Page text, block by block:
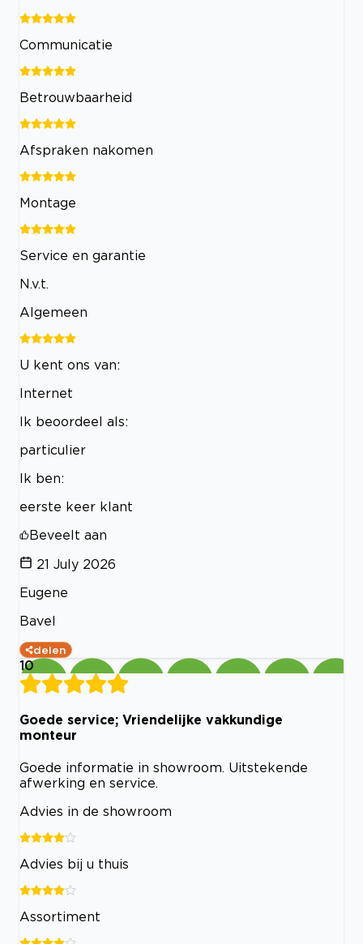
Communicatie
Betrouwbaarheid
Afspraken nakomen
Montage
Service en garantie
N.v.t.
Algemeen
U kent ons van:
Internet
Ik beoordeel als:
particulier
Ik ben:
eerste keer klant
Beveelt aan
21 July 2026
Eugene
Bavel
delen
10
Goede service; Vriendelijke vakkundige
monteur
Goede informatie in showroom. Uitstekende
afwerking en service.
Advies in de showroom
Advies bij u thuis
Assortiment